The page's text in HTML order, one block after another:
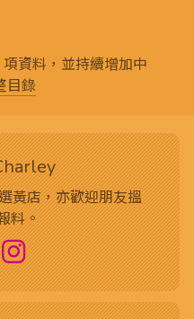
資料，並持續增加中
目錄
黃店，亦歡迎朋友搵
料。